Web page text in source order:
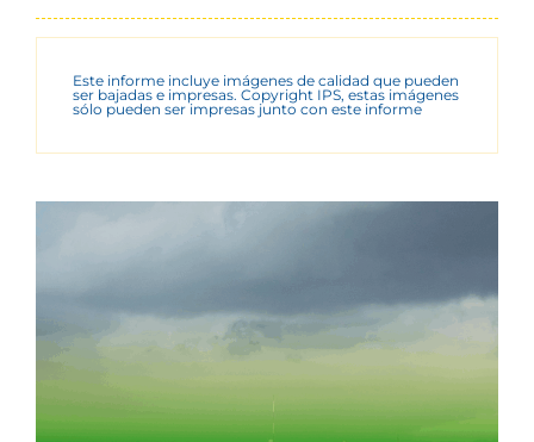
Este informe incluye imágenes de calidad que pueden
ser bajadas e impresas. Copyright IPS, estas imágenes
sólo pueden ser impresas junto con este informe